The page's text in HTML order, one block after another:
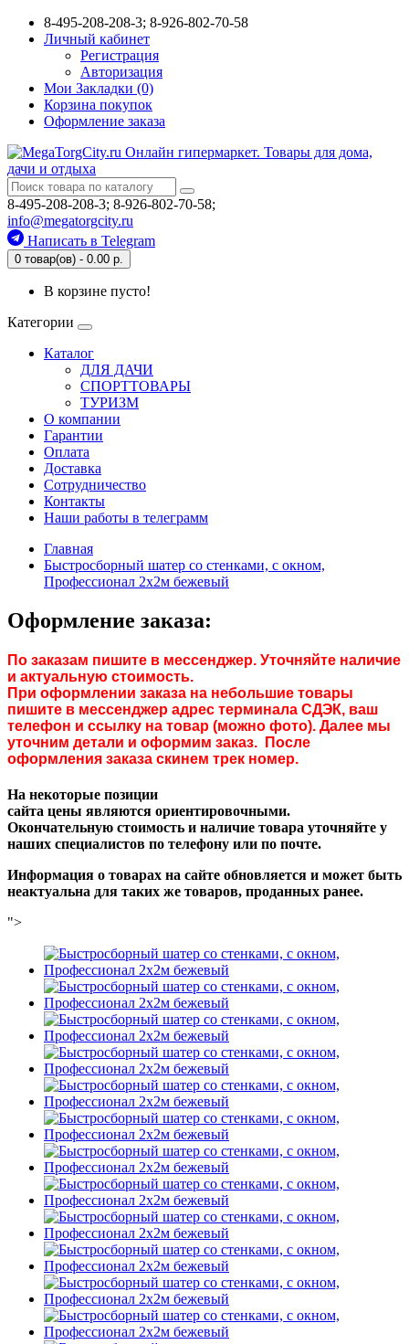
8-495-208-208-3; 8-926-802-70-58
Личный кабинет
Регистрация
Авторизация
Мои Закладки (0)
Корзина покупок
Оформление заказа
8-495-208-208-3; 8-926-802-70-58;
info@megatorgcity.ru
Написать в Telegram
0 товар(ов) - 0.00 р.
В корзине пусто!
Категории
Каталог
ДЛЯ ДАЧИ
СПОРТТОВАРЫ
ТУРИЗМ
О компании
Гарантии
Оплата
Доставка
Сотрудничество
Контакты
Наши работы в телеграмм
Главная
Быстросборный шатер со стенками, с окном,
Профессионал 2х2м бежевый
Оформление заказа:
По заказам пишите в мессенджер. Уточняйте наличие
и актуальную стоимость.
При оформлении заказа на небольшие товары
пишите в мессенджер адрес терминала СДЭК, ваш
телефон и ссылку на товар (можно фото). Далее мы
уточним детали и оформим заказ. После
оформления заказа скинем трек номер.
На некоторые позиции
сайта цены являются ориентировочными.
Окончательную стоимость и наличие товара уточняйте у
наших специалистов по телефону или по почте.
Информация о товарах на сайте обновляется и может быть
неактуальна для таких же товаров, проданных ранее.
">